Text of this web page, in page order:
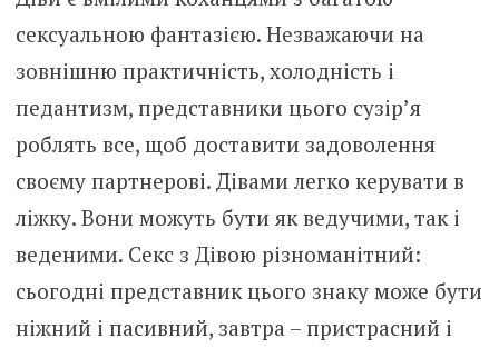
сексуальною фантазією. Незважаючи на
зовнішню практичність, холодність і
педантизм, представники цього сузір’я
роблять все, щоб доставити задоволення
своєму партнерові. Дівами легко керувати в
ліжку. Вони можуть бути як ведучими, так і
веденими. Секс з Дівою різноманітний:
сьогодні представник цього знаку може бути
ніжний і пасивний, завтра – пристрасний і